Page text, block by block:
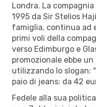
Londra. La
1995 da Sir Stelios
famiglia, continua ad
primi voli della
verso Edimburgo e
promozionale ebbe
utilizzando lo slogan:
paio di jeans: da 42
Fedele alla sua